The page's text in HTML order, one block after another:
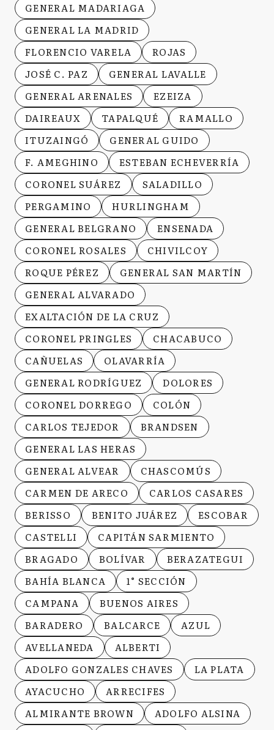
GENERAL MADARIAGA
GENERAL LA MADRID
FLORENCIO VARELA
ROJAS
JOSÉ C. PAZ
GENERAL LAVALLE
GENERAL ARENALES
EZEIZA
DAIREAUX
TAPALQUÉ
RAMALLO
ITUZAINGÓ
GENERAL GUIDO
F. AMEGHINO
ESTEBAN ECHEVERRÍA
CORONEL SUÁREZ
SALADILLO
PERGAMINO
HURLINGHAM
GENERAL BELGRANO
ENSENADA
CORONEL ROSALES
CHIVILCOY
ROQUE PÉREZ
GENERAL SAN MARTÍN
GENERAL ALVARADO
EXALTACIÓN DE LA CRUZ
CORONEL PRINGLES
CHACABUCO
CAÑUELAS
OLAVARRÍA
GENERAL RODRÍGUEZ
DOLORES
CORONEL DORREGO
COLÓN
CARLOS TEJEDOR
BRANDSEN
GENERAL LAS HERAS
GENERAL ALVEAR
CHASCOMÚS
CARMEN DE ARECO
CARLOS CASARES
BERISSO
BENITO JUÁREZ
ESCOBAR
CASTELLI
CAPITÁN SARMIENTO
BRAGADO
BOLÍVAR
BERAZATEGUI
BAHÍA BLANCA
1° SECCIÓN
CAMPANA
BUENOS AIRES
BARADERO
BALCARCE
AZUL
AVELLANEDA
ALBERTI
ADOLFO GONZALES CHAVES
LA PLATA
AYACUCHO
ARRECIFES
ALMIRANTE BROWN
ADOLFO ALSINA